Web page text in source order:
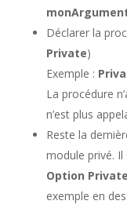
Déclarer la
Private)
Exemple :
La procédure
n’est plus
Reste la
module privé.
Option
exemple en